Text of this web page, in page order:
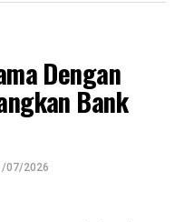
Syariah dan Kantor
Syariah yang
dengan hari
datang pada Senin
Kalsel Syariah di
dengan ramah oleh
Dengan
Bank
07/2026